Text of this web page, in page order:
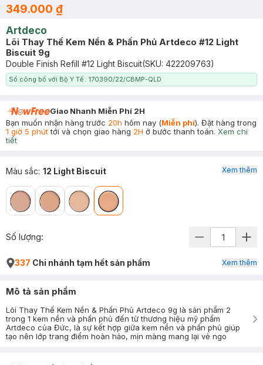
349.000 ₫
Artdeco
Lõi Thay Thế Kem Nền & Phấn Phủ Artdeco #12 Light
Biscuit 9g
Double Finish Refill #12 Light Biscuit(SKU: 422209763)
Số công bố với Bộ Y Tế : 170390/22/CBMP-QLD
Giao Nhanh Miễn Phí 2H
Bạn muốn nhận hàng trước 20h hôm nay (Miễn phí). Đặt hàng trong
1 giờ 5 phúttới và chọn giao hàng 2H ở bước thanh toán. Xem chi
tiết
Màu sắc: 12 Light Biscuit Xem thêm
Số lượng:
337 Chi nhánh tạm hết sản phẩm Xem thêm
Mô tả sản phẩm
Lõi Thay Thế Kem Nền & Phấn Phủ Artdeco 9g là sản phẩm 2
trong 1 kem nền và phấn phủ đến từ thương hiệu mỹ phẩm
Artdeco của Đức, là sự kết hợp giữa kem nền và phấn phủ giúp
tạo nên lớp trang điểm hoàn hảo, mịn màng mang lại vẻ ngo